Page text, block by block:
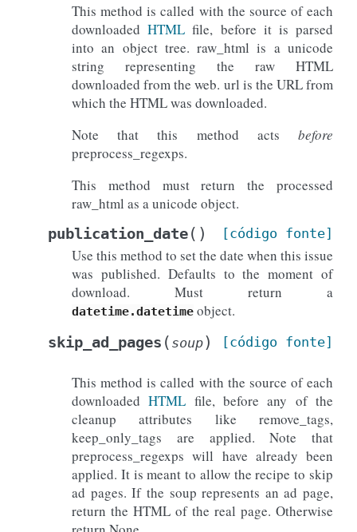
This method is called with the source of each
downloadedHTML file, before it is parsed
into an object tree. raw_html is a unicode
string representing the raw HTML
downloaded from the web. url is the URL from
which the HTML was downloaded.
Note that this method acts before
preprocess_regexps.
This method must return the processed
raw_html as a unicode object.
publication_date( ) [código fonte]
Use this method to set the date when this issue
was published. Defaults to the moment of
download. Must return a
datetime.datetime object.
skip_ad_pages ( soup) [código fonte]
This method is called with the source of each
downloadedHTML file, before any of the
cleanup attributes like remove_tags,
keep_only_tags are applied. Note that
preprocess_regexps will have already been
applied. It is meant to allow the recipe to skip
ad pages. If the soup represents an ad page,
return the HTML of the real page. Otherwise